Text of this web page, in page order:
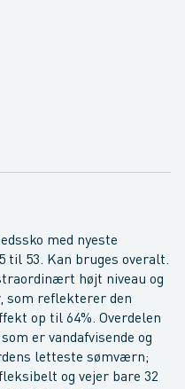
med nyeste
til 53. Kan bruges overalt.
højt niveau og
som reflekterer den
op til 64%. Overdelen
er vandafvisende og
letteste sømværn;
og vejer bare 32